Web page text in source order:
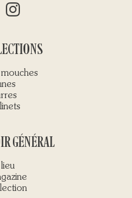
GÉNÉRAL